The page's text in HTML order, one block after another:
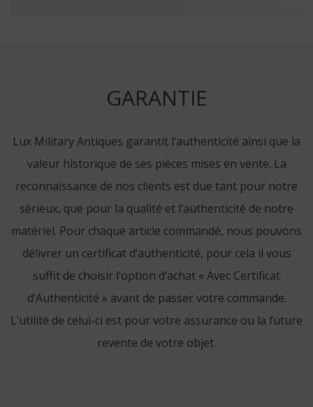
GARANTIE
Lux Military Antiques garantit l’authenticité ainsi que la
valeur historique de ses pièces mises en vente. La
reconnaissance de nos clients est due tant pour notre
sérieux, que pour la qualité et l’authenticité de notre
matériel. Pour chaque article commandé, nous pouvons
délivrer un certificat d’authenticité, pour cela il vous
suffit de choisir l’option d’achat « Avec Certificat
d’Authenticité » avant de passer votre commande.
L’utilité de celui-ci est pour votre assurance ou la future
revente de votre objet.